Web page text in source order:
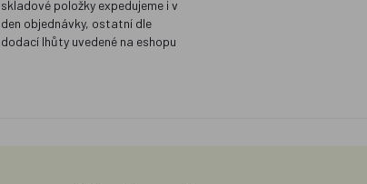
skladové položky expedujeme i v
den objednávky, ostatní dle
dodací lhůty uvedené na eshopu